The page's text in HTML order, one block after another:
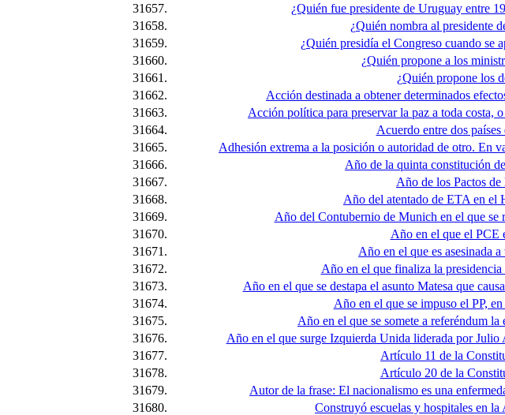
31657.
¿Quién fue presidente de Uruguay entre
31658.
¿Quién nombra al presidente
31659.
¿Quién presidía el Congreso cuando se
31660.
¿Quién propone a los
31661.
¿Quién propone los
31662.
Acción destinada a obtener determinados
31663.
Acción política para preservar la paz a toda costa,
31664.
Acuerdo entre dos
31665.
Adhesión extrema a la posición o autoridad de otro. En
31666.
Año de la quinta constitución
31667.
Año de los Pactos
31668.
Año del atentado de ETA en el
31669.
Año del Contubernio de Munich en el que se
31670.
Año en el que el PCE
31671.
Año en el que es asesinada
31672.
Año en el que finaliza la
31673.
Año en el que se destapa el asunto Matesa que
31674.
Año en el que se impuso el PP,
31675.
Año en el que se somete a referéndum
31676.
Año en el que surge Izquierda Unida liderada por
31677.
Artículo 11 de la
31678.
Artículo 20 de la
31679.
Autor de la frase: El nacionalismo es una
31680.
Construyó escuelas y hospitales en